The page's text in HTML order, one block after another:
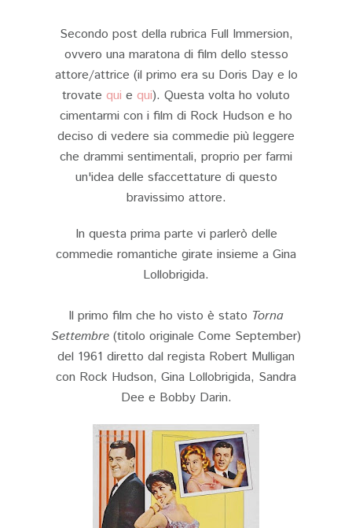
Secondo post della rubrica Full Immersion,
ovvero una maratona di film dello stesso
attore/attrice (il primo era su Doris Day e lo
trovate qui e qui). Questa volta ho voluto
cimentarmi con i film di Rock Hudson e ho
deciso di vedere sia commedie più leggere
che drammi sentimentali, proprio per farmi
un'idea delle sfaccettature di questo
bravissimo attore.
In questa prima parte vi parlerò delle
commedie romantiche girate insieme a Gina
Lollobrigida.
Il primo film che ho visto è stato Torna
Settembre (titolo originale Come September)
del 1961 diretto dal regista Robert Mulligan
con Rock Hudson, Gina Lollobrigida, Sandra
Dee e Bobby Darin.